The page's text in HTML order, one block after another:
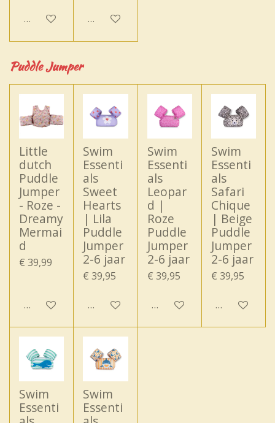
In winkelwagenIn winkelwagen
Puddle Jumper
Little
dutch
Puddle
Jumper
- Roze -
Dreamy
Mermai
d
€ 39,99
In winkelwagen
Swim
Essenti
als
Sweet
Hearts
| Lila
Puddle
Jumper
2-6 jaar
€ 39,95
In winkelwagen
Swim
Essenti
als
Leopar
d |
Roze
Puddle
Jumper
2-6 jaar
€ 39,95
In winkelwagen
Swim
Essenti
als
Safari
Chique
| Beige
Puddle
Jumper
2-6 jaar
€ 39,95
In
Swim
Essenti
Swim
Essenti